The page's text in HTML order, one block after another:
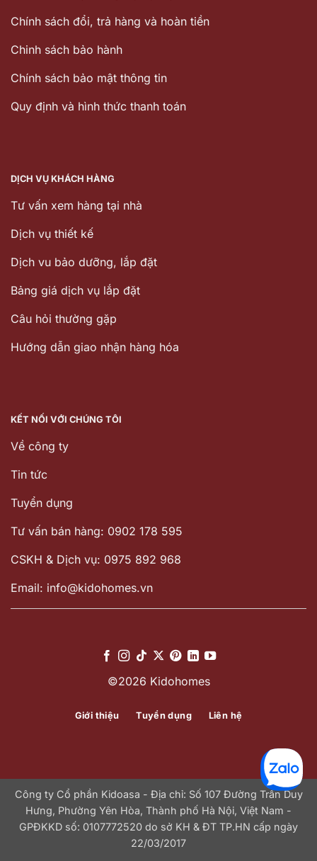
Chính sách đổi, trả hàng và hoàn tiền
Chinh sách bảo hành
Chính sách bảo mật thông tin
Quy định và hình thức thanh toán
DỊCH VỤ KHÁCH HÀNG
Tư vấn xem hàng tại nhà
Dịch vụ thiết kế
Dịch vu bảo dưỡng, lắp đặt
Bảng giá dịch vụ lắp đặt
Câu hỏi thường gặp
Hướng dẫn giao nhận hàng hóa
KẾT NỐI VỚI CHÚNG TÔI
Về công ty
Tin tức
Tuyển dụng
Tư vấn bán hàng: 0902 178 595
CSKH & Dịch vụ: 0975 892 968
Email: info@kidohomes.vn
©2026 Kidohomes
Giới thiệu Tuyển dụng Liên hệ
Công ty Cổ phần Kidoasa - Địa chỉ: Số 107 Đường Trần Duy
Hưng, Phường Yên Hòa, Thành phố Hà Nội, Việt Nam -
GPĐKKD số: 0107772520 do sở KH & ĐT TP.HN cấp ngày
22/03/2017